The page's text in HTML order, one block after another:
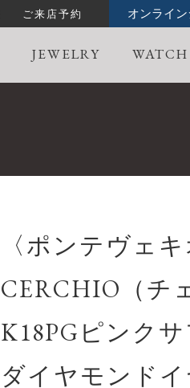
オンライ
ご来店予約
JEWELRY WATCH
〈ポンテヴェキ
CERCHIO（チ
K18PGピンク
ダイヤモンド